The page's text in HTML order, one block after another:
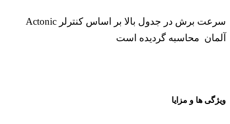
سرعت برش در جدول بالا بر اساس کنترلر Actonic
آلمان محاسبه گردیده است
ویژگی ها و مزایا